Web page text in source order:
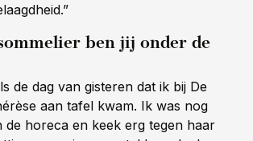
ben jij onder de
de dag van gisteren dat ik bij De
aan tafel kwam. Ik was nog
de horeca en keek erg tegen haar